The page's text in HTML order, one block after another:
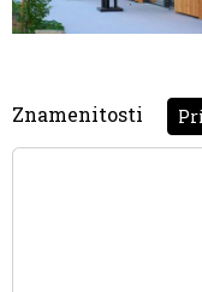
Znamenitosti